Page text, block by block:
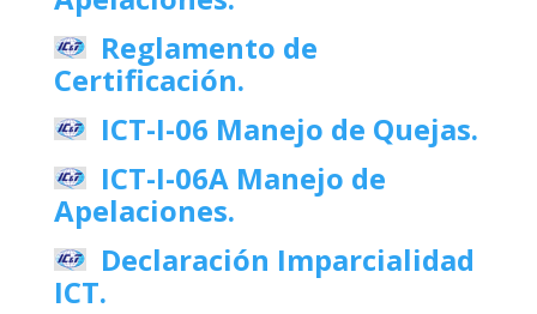
Reglamento de
Certificación.
ICT-I-06 Manejo de Quejas.
ICT-I-06A Manejo de
Apelaciones.
Declaración Imparcialidad
ICT.